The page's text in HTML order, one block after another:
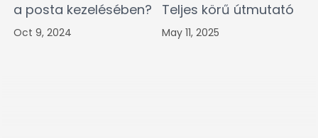
a posta kezelésében?
Oct 9, 2024
Teljes körű útmutató
May 11, 2025